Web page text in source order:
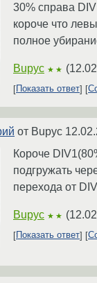
30% справа
короче что
полное
Bupyc ★★ (
Показать ответ
от Bupyc
Короче
подгружать
перехода от
Bupyc ★★ (
Показать ответ